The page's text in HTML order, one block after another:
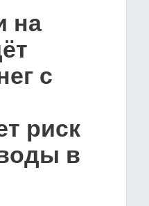
на
с
риск
в